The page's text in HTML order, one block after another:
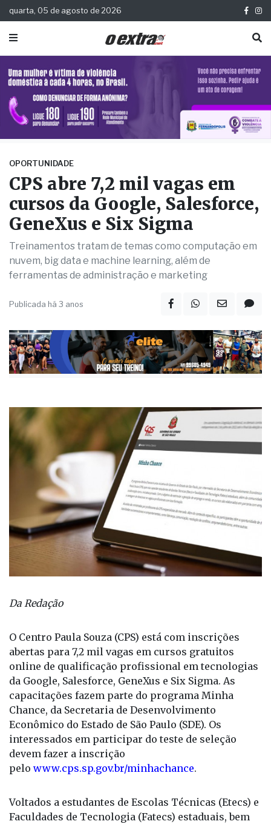
quarta, 05 de agosto de 2026
OPORTUNIDADE
CPS abre 7,2 mil vagas em
cursos da Google, Salesforce,
GeneXus e Six Sigma
Treinamentos tratam de temas como computação em
nuvem, big data e machine learning, além de
ferramentas de administração e marketing
Publicada há 3 anos
Da Redação
O Centro Paula Souza (CPS) está com inscrições
abertas para 7,2 mil vagas em cursos gratuitos
online de qualificação profissional em tecnologias
da Google, Salesforce, GeneXus e Six Sigma. As
capacitações fazem parte do programa Minha
Chance, da Secretaria de Desenvolvimento
Econômico do Estado de São Paulo (SDE). Os
interessados em participar do teste de seleção
devem fazer a inscrição
pelo www.cps.sp.gov.br/minhachance.
Voltados a estudantes de Escolas Técnicas (Etecs) e
Faculdades de Tecnologia (Fatecs) estaduais, bem